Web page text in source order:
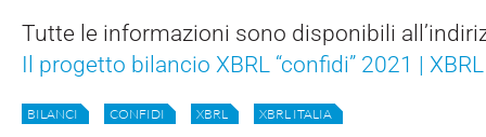
Tutte le informazioni sono disponibili
Il progetto bilancio XBRL “confidi” 2021 | XBRL
BILANCI CONFIDI XBRL XBRL ITALIA